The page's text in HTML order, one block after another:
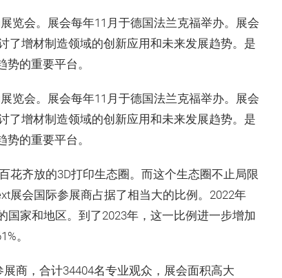
览会。展会每年11月于德国法兰克福举办。展会
了增材制造领域的创新应用和未来发展趋势。是
的重要平台。
览会。展会每年11月于德国法兰克福举办。展会
了增材制造领域的创新应用和未来发展趋势。是
的重要平台。
花齐放的3D打印生态圈。而这个生态圈不止局限
展会国际参展商占据了相当大的比例。2022年
国家和地区。到了2023年，这一比例进一步增加
。
商，合计34404名专业观众，展会面积高大